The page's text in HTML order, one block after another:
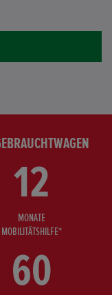
12
MONATE
MOBILITÄTSHILFE*
60